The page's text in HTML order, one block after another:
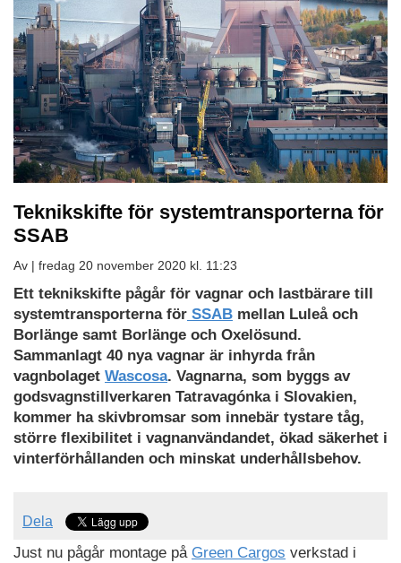
Teknikskifte för systemtransporterna för
SSAB
Av | fredag 20 november 2020 kl. 11:23
Ett teknikskifte pågår för vagnar och lastbärare till
systemtransporterna för SSAB mellan Luleå och
Borlänge samt Borlänge och Oxelösund.
Sammanlagt 40 nya vagnar är inhyrda från
vagnbolaget Wascosa. Vagnarna, som byggs av
godsvagnstillverkaren Tatravagónka i Slovakien,
kommer ha skivbromsar som innebär tystare tåg,
större flexibilitet i vagnanvändandet, ökad säkerhet i
vinterförhållanden och minskat underhållsbehov.
Dela
Just nu pågår montage på Green Cargos verkstad i